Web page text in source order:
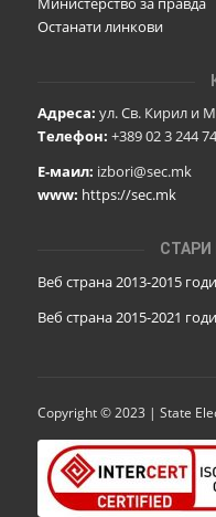
Останати линкови
Адреса: ул. Св. Кирил и
Телефон: +389 02 3 244
Е-маил: izbori@sec.mk
www: https://sec.mk
СТАРИ
Веб страна 2013-2015
Веб страна 2015-2021
Copyright © 2023 | State